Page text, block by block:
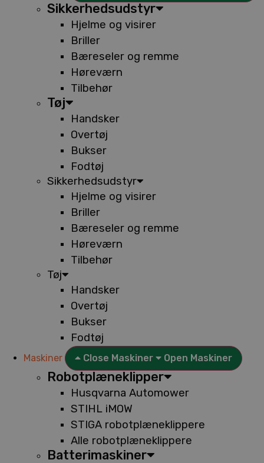
Sikkerhedsudstyr
Hjelme og visirer
Briller
Bæreseler og remme
Høreværn
Tilbehør
Tøj
Handsker
Overtøj
Bukser
Fodtøj
Sikkerhedsudstyr
Hjelme og visirer
Briller
Bæreseler og remme
Høreværn
Tilbehør
Tøj
Handsker
Overtøj
Bukser
Fodtøj
Maskiner Close Maskiner Open Maskiner
Robotplæneklipper
Husqvarna Automower
STIHL iMOW
STIGA robotplæneklippere
Alle robotplæneklippere
Batterimaskiner